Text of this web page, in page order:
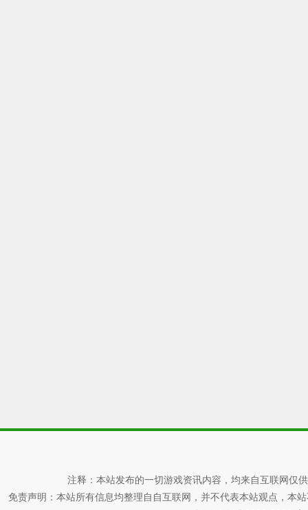
注释：本站发布的一切游戏资讯内容，均来自互联网仅
免责声明：本站所有信息均整理自自互联网，并不代表本站观点，本